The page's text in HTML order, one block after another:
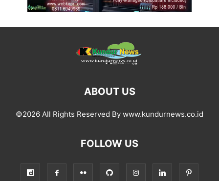
ABOUT US
©2026 All Rights Reserved By www.kundurnews.co.id
FOLLOW US